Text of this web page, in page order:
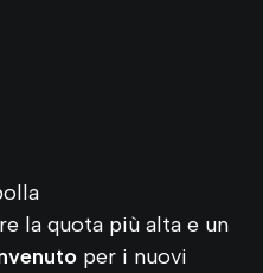
la quota più alta e un
per i nuovi